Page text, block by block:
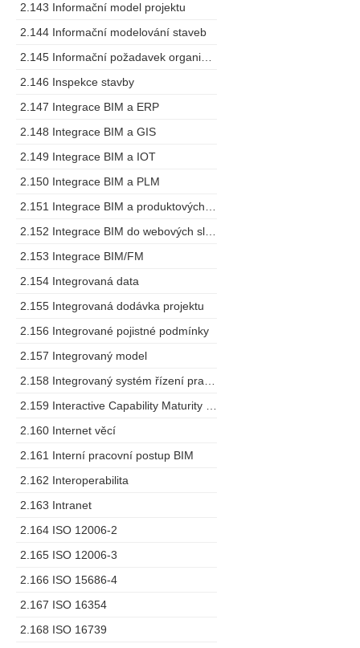
2.143 Informační model projektu
2.144 Informační modelování staveb
2.146 Inspekce stavby
2.147 Integrace BIM a ERP
2.148 Integrace BIM a GIS
2.149 Integrace BIM a IOT
2.150 Integrace BIM a PLM
2.153 Integrace BIM/FM
2.154 Integrovaná data
2.155 Integrovaná dodávka projektu
2.156 Integrované pojistné podmínky
2.157 Integrovaný model
2.160 Internet věcí
2.161 Interní pracovní postup BIM
2.162 Interoperabilita
2.163 Intranet
2.164 ISO 12006-2
2.165 ISO 12006-3
2.166 ISO 15686-4
2.167 ISO 16354
2.168 ISO 16739